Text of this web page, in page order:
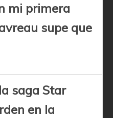
mi primera
supe que
saga Star
en la